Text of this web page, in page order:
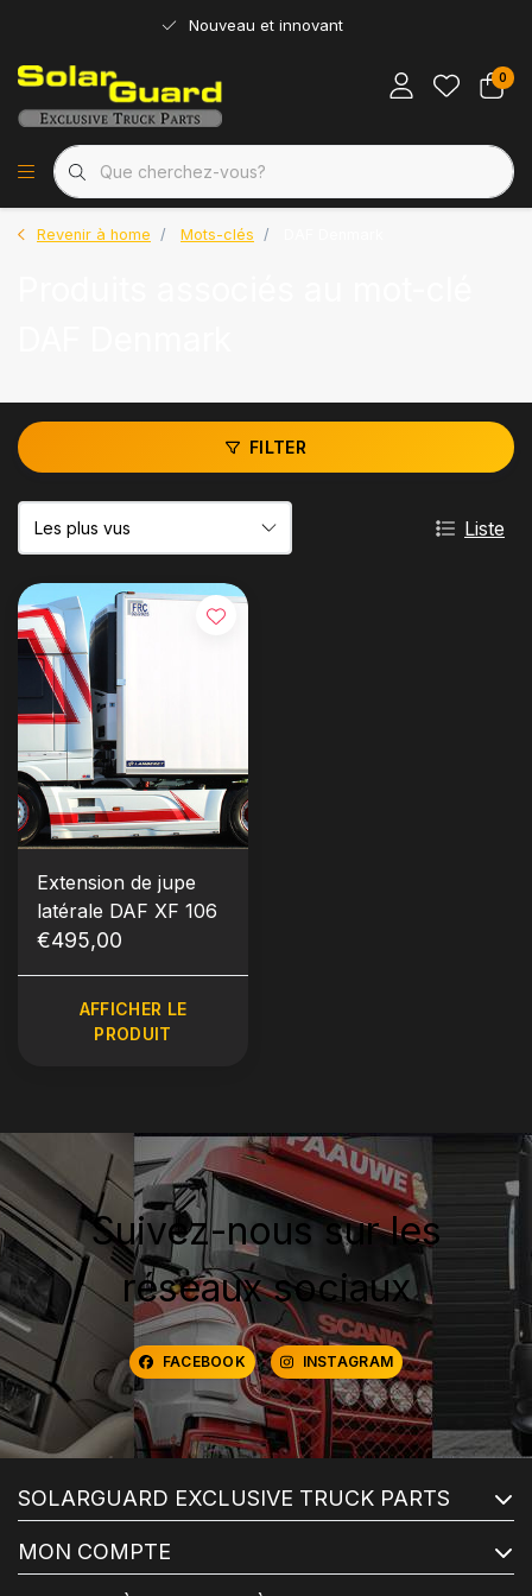
Nouveau et innovant
0
Revenir à home Mots-clés
FILTER
Liste
Extension de jupe
latérale DAF XF 106
€495,00
AFFICHER LE
PRODUIT
Suivez-nous sur les
réseaux sociaux
FACEBOOK INSTAGRAM
SOLARGUARD EXCLUSIVE TRUCK PARTS
MON COMPTE